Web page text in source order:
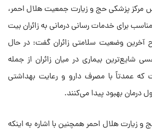
مرکز پزشکی حج و زیارت جمعیت هلال احمر،
برای خدمات رسانی درمانی به زائران بیت
آخرین وضعیت سلامتی زائران گفت: در حال
شایع‌ترین بیماری در میان زائران از جمله
که عمدتاً با مصرف دارو و رعایت بهداشتی
بهبود پیدا می‌کنند.
زیارت هلال احمر همچنین با اشاره به اینکه